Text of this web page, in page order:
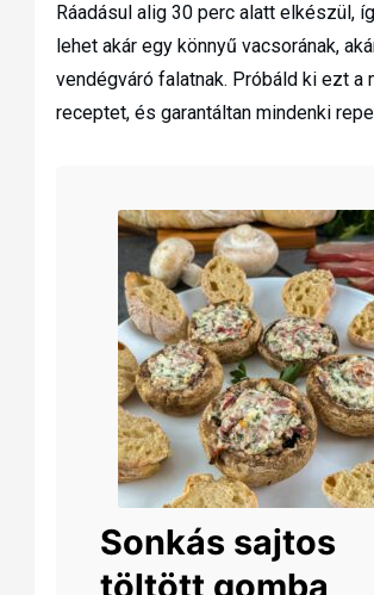
Ráadásul alig 30 perc alatt elkészül,
lehet akár egy könnyű vacsorának,
vendégváró falatnak. Próbáld ki ezt a
receptet, és garantáltan mindenki
Sonkás sajtos
töltött gomba